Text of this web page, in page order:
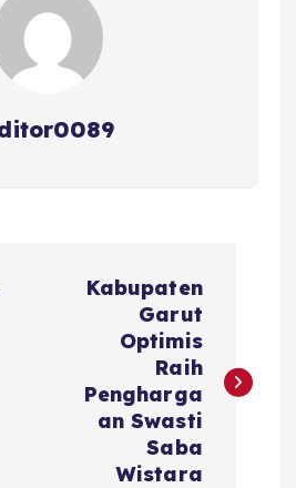
Kabupaten
Garut
Optimis
Raih
Pengharga
an Swasti
Saba
Wistara